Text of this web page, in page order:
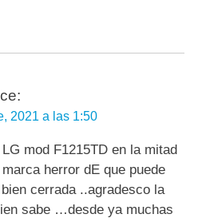
2021 a las 1:50
mod F1215TD en la mitad
herror dE que puede
cerrada ..agradesco la
sabe …desde ya muchas